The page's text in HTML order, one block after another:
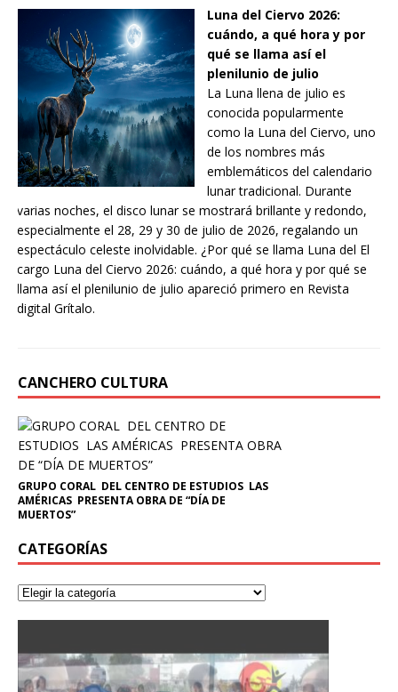
Luna del Ciervo 2026:
cuándo, a qué hora y por
qué se llama así el
plenilunio de julio
La Luna llena de julio es
conocida popularmente
como la Luna del Ciervo, uno
de los nombres más
emblemáticos del calendario
lunar tradicional. Durante
varias noches, el disco lunar se mostrará brillante y redondo,
especialmente el 28, 29 y 30 de julio de 2026, regalando un
espectáculo celeste inolvidable. ¿Por qué se llama Luna del El
cargo Luna del Ciervo 2026: cuándo, a qué hora y por qué se
llama así el plenilunio de julio apareció primero en Revista
digital Grítalo.
CANCHERO CULTURA
GRUPO CORAL DEL CENTRO DE ESTUDIOS LAS
AMÉRICAS PRESENTA OBRA DE “DÍA DE
MUERTOS”
CATEGORÍAS